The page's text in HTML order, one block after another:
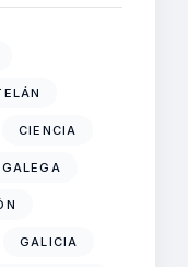
CIENCIA
GALICIA